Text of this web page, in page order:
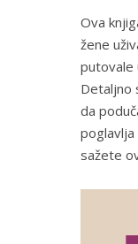
Ova
žene
putovale
Detaljno
da
poglavlja
sažete